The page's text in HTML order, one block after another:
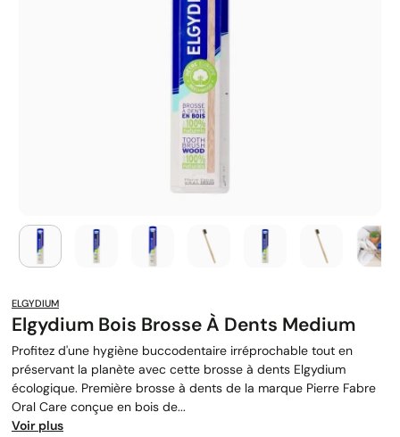
ELGYDIUM
Elgydium Bois Brosse À Dents Medium
Profitez d'une hygiène buccodentaire irréprochable tout en
préservant la planète avec cette brosse à dents Elgydium
écologique. Première brosse à dents de la marque Pierre Fabre
Oral Care conçue en bois de...
Voir plus